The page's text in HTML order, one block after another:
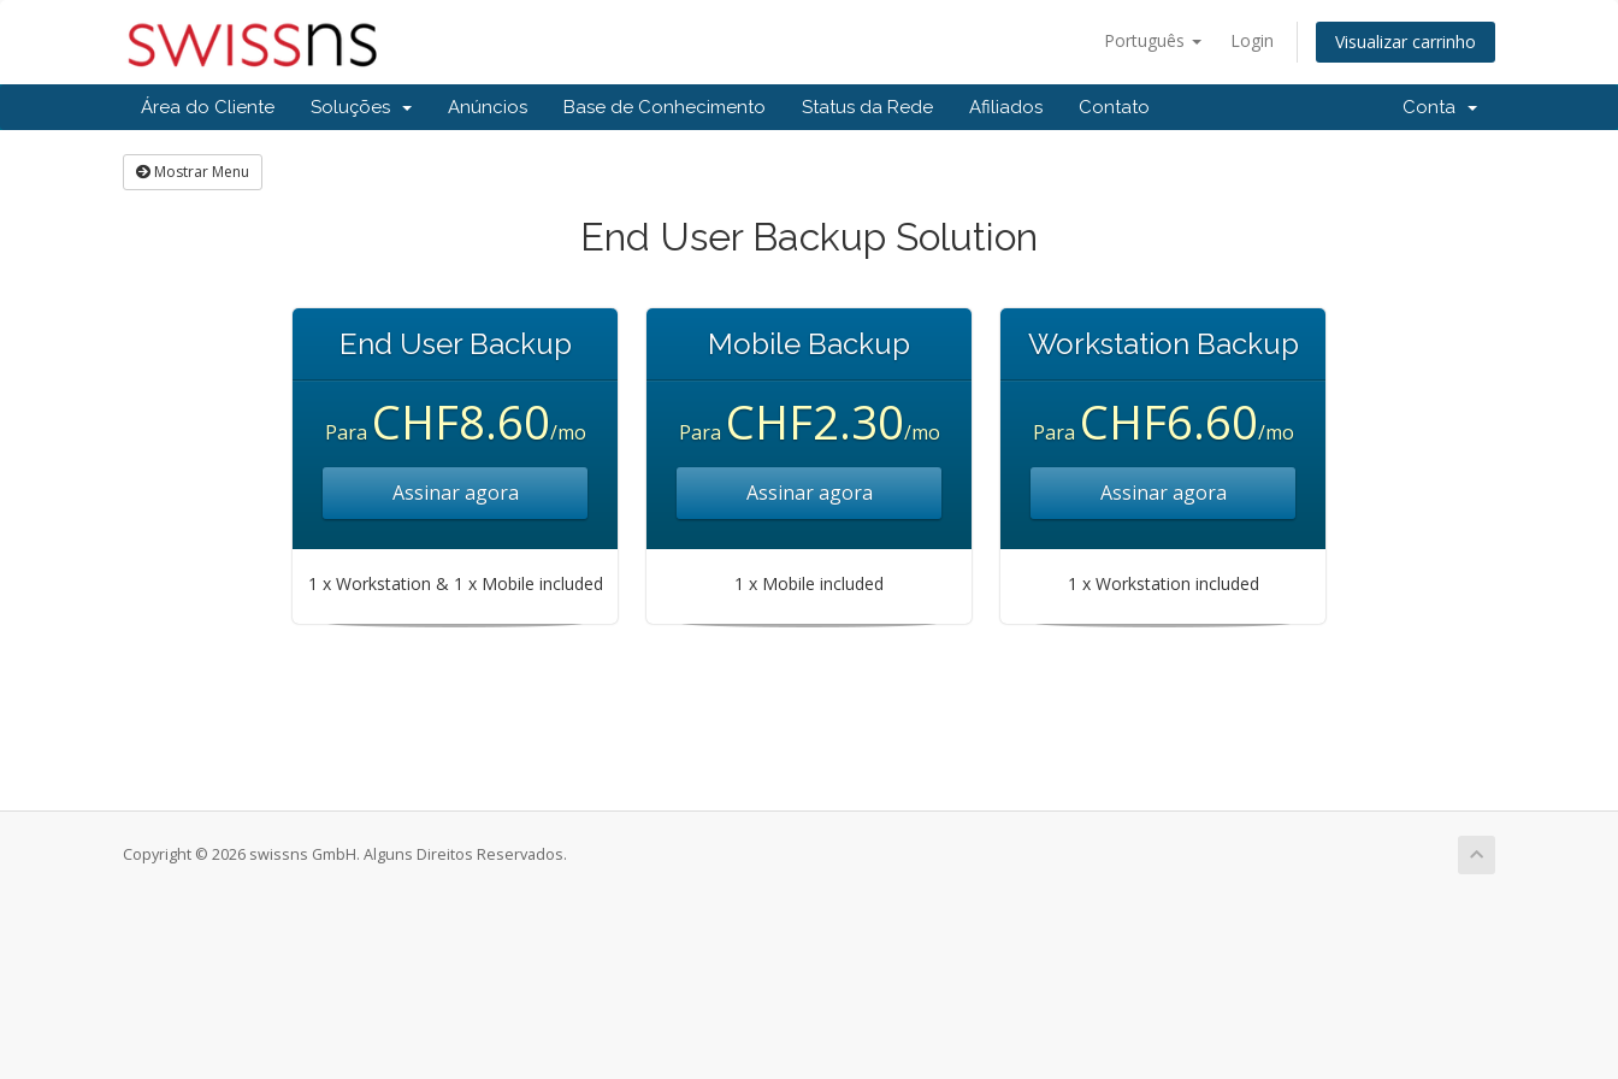
Português Login Visualizar carrinho
Área do Cliente Soluções Anúncios Base de Conhecimento Status da Rede Afiliados Contato Conta
Mostrar Menu
End User Backup Solution
End User Backup
Para CHF8.60/mo
Assinar agora
1 x Workstation & 1 x Mobile included
Mobile Backup
Para CHF2.30/mo
Assinar agora
1 x Mobile included
Workstation Backup
Para CHF6.60/mo
Assinar agora
1 x Workstation included
Copyright © 2026 swissns GmbH. Alguns Direitos Reservados.